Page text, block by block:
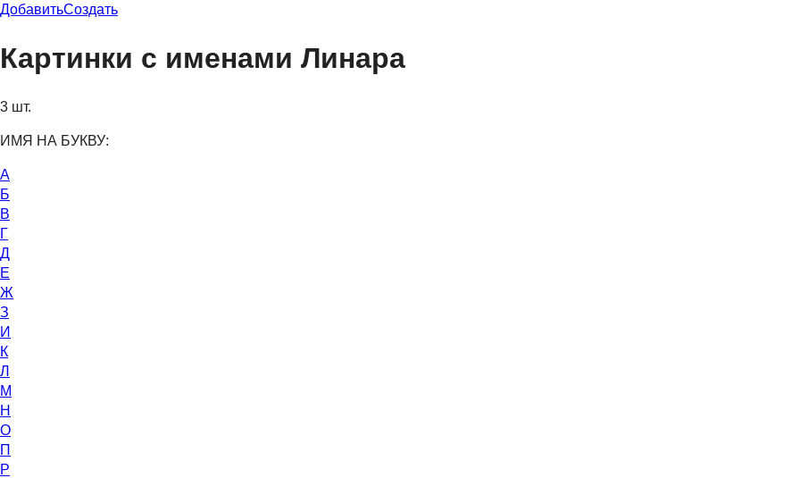
ДобавитьСоздать
Картинки с именами Линара
3 шт.
ИМЯ НА БУКВУ:
А
Б
В
Г
Д
Е
Ж
З
И
К
Л
М
Н
О
П
Р